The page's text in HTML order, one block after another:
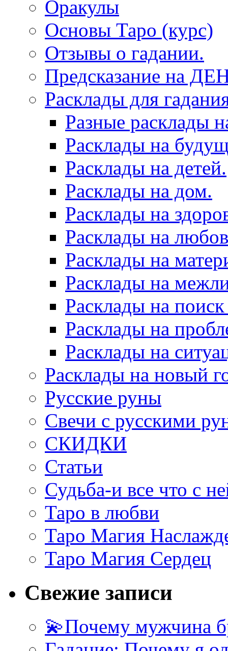
Оракулы
Основы Таро (курс)
Отзывы о гадании.
Предсказание на
Расклады для
Разные расклады
Расклады на
Расклады на детей.
Расклады на дом.
Расклады на
Расклады на
Расклады на
Расклады на
Расклады на
Расклады на
Расклады на
Расклады на новый
Русские руны
Свечи с русскими
СКИДКИ
Статьи
Судьба-и все что с
Таро в любви
Таро Магия
Таро Магия Сердец
Свежие записи
💫Почему мужчина